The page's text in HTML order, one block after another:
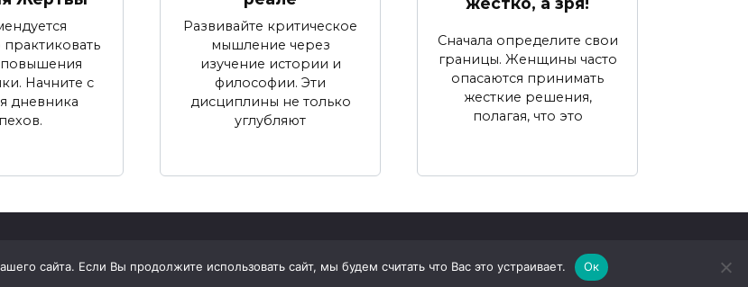
Начните с
дневника
Развивайте критическое
мышление через
изучение истории и
философии. Эти
дисциплины не только
углубляют
Сначала определите свои
границы. Женщины часто
опасаются принимать
жесткие решения,
полагая, что это
сайта. Если Вы продолжите использовать сайт, мы будем считать что Вас это устраивает. Ок